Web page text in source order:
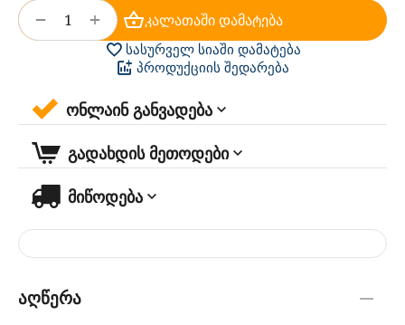
+
− კალათაში დამატება
სასურველ სიაში დამატება
პროდუქციის შედარება
ონლაინ განვადება
გადახდის მეთოდები
მიწოდება
აღწერა